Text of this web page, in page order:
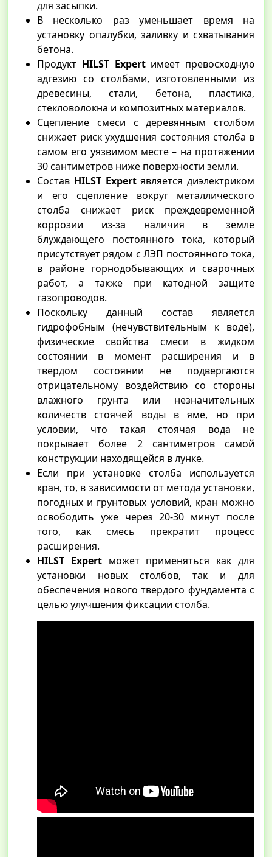
для засыпки.
В несколько раз уменьшает время на
установку опалубки, заливку и схватывания
бетона.
Продукт HILST Expertимеет превосходную
адгезию со столбами, изготовленными из
древесины, стали, бетона, пластика,
стекловолокна и композитных материалов.
Сцепление смеси с деревянным столбом
снижает риск ухудшения состояния столба в
самом его уязвимом месте – на протяжении
30 сантиметров ниже поверхности земли.
Состав HILST Expertявляется диэлектриком
и его сцепление вокруг металлического
столба снижает риск преждевременной
коррозии из-за наличия в земле
блуждающего постоянного тока, который
присутствует рядом с ЛЭП постоянного тока,
в районе горнодобывающих и сварочных
работ, а также при катодной защите
газопроводов.
Поскольку данный состав является
гидрофобным (нечувствительным к воде),
физические свойства смеси в жидком
состоянии в момент расширения и в
твердом состоянии не подвергаются
отрицательному воздействию со стороны
влажного грунта или незначительных
количеств стоячей воды в яме, но при
условии, что такая стоячая вода не
покрывает более 2 сантиметров самой
конструкции находящейся в лунке.
Если при установке столба используется
кран, то, в зависимости от метода установки,
погодных и грунтовых условий, кран можно
освободить уже через 20-30 минут после
того, как смесь прекратит процесс
расширения.
HILST Expertможет применяться как для
установки новых столбов, так и для
обеспечения нового твердого фундамента с
целью улучшения фиксации столба.